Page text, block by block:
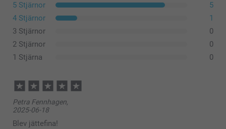
5 Stjärnor
5
4 Stjärnor
1
3 Stjärnor
0
2 Stjärnor
0
1 Stjärna
0
Petra Fennhagen,
2025-06-18
Blev jättefina!